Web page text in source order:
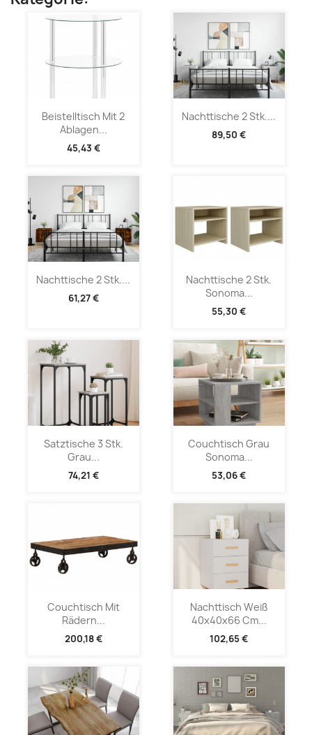
Beistelltisch Mit 2
Ablagen...
45,43 €
Nachttische 2 Stk....
89,50 €
Nachttische 2 Stk....
61,27 €
Nachttische 2 Stk.
Sonoma...
55,30 €
Satztische 3 Stk.
Grau...
74,21 €
Couchtisch Grau
Sonoma...
53,06 €
Couchtisch Mit
Rädern...
200,18 €
Nachttisch Weiß
40x40x66 Cm...
102,65 €